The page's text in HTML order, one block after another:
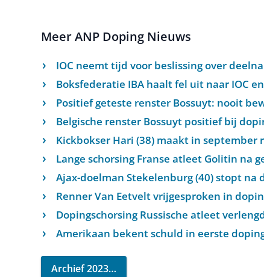
Meer ANP Doping Nieuws
IOC neemt tijd voor beslissing over
Boksfederatie IBA haalt fel uit naar IOC
Positief geteste renster Bossuyt: nooit
Belgische renster Bossuyt positief bij
Kickbokser Hari (38) maakt in september
Lange schorsing Franse atleet Golitin na
Ajax-doelman Stekelenburg (40) stopt na
Renner Van Eetvelt vrijgesproken in
Dopingschorsing Russische atleet
Amerikaan bekent schuld in eerste
Archief 2023